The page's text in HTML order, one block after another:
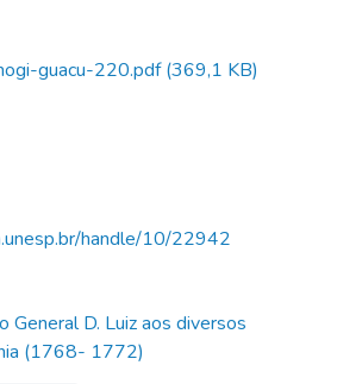
guacu-220.pdf(369,1 KB)
handle/10/22942
General D. Luiz aos diversos
(1768- 1772)